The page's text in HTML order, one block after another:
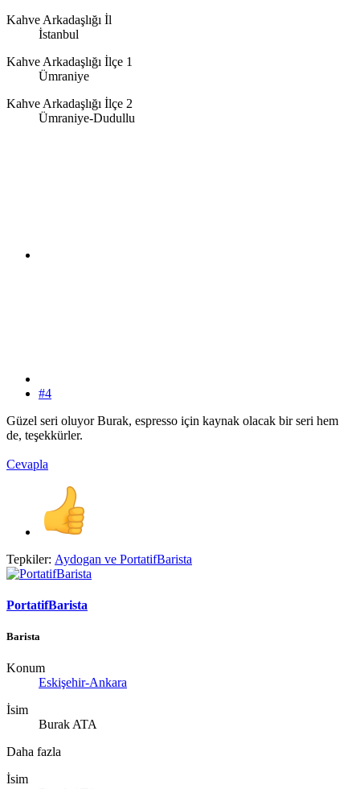
Kahve Arkadaşlığı İl
İstanbul
Kahve Arkadaşlığı İlçe 1
Ümraniye
Kahve Arkadaşlığı İlçe 2
Ümraniye-Dudullu
#4
Güzel seri oluyor Burak, espresso için kaynak olacak bir seri hem
de, teşekkürler.
Cevapla
Tepkiler: Aydogan ve PortatifBarista
PortatifBarista
Barista
Konum
Eskişehir-Ankara
İsim
Burak ATA
Daha fazla
İsim